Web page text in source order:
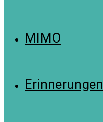
MIMO
Erinnerungen